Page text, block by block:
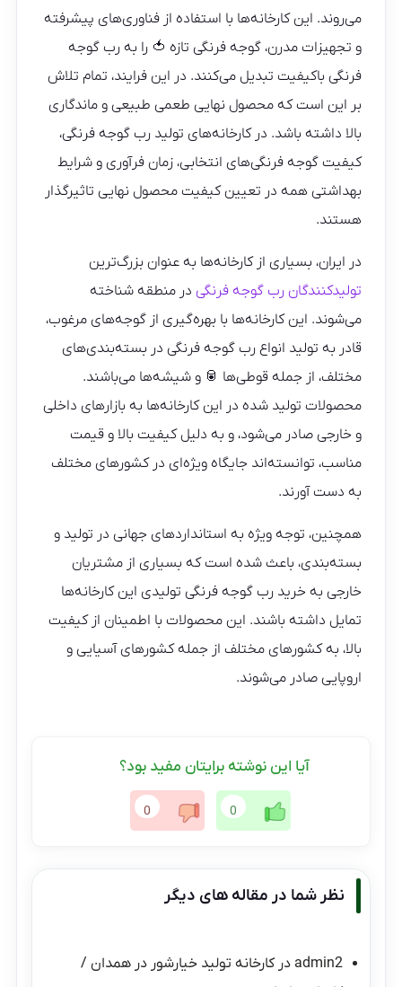
می‌روند. این کارخانه‌ها با استفاده از فناوری‌های پیشرفته
و تجهیزات مدرن، گوجه فرنگی تازه 🍅 را به رب گوجه
فرنگی باکیفیت تبدیل می‌کنند. در این فرایند، تمام تلاش
بر این است که محصول نهایی طعمی طبیعی و ماندگاری
بالا داشته باشد. در کارخانه‌های تولید رب گوجه فرنگی،
کیفیت گوجه فرنگی‌های انتخابی، زمان فرآوری و شرایط
بهداشتی همه در تعیین کیفیت محصول نهایی تاثیرگذار
هستند.
در ایران، بسیاری از کارخانه‌ها به عنوان بزرگ‌ترین
تولیدکنندگان رب گوجه فرنگی در منطقه شناخته
می‌شوند. این کارخانه‌ها با بهره‌گیری از گوجه‌های مرغوب،
قادر به تولید انواع رب گوجه فرنگی در بسته‌بندی‌های
مختلف، از جمله قوطی‌ها 🥫 و شیشه‌ها می‌باشند.
محصولات تولید شده در این کارخانه‌ها به بازارهای داخلی
و خارجی صادر می‌شود، و به دلیل کیفیت بالا و قیمت
مناسب، توانسته‌اند جایگاه ویژه‌ای در کشورهای مختلف
به دست آورند.
همچنین، توجه ویژه به استانداردهای جهانی در تولید و
بسته‌بندی، باعث شده است که بسیاری از مشتریان
خارجی به خرید رب گوجه فرنگی تولیدی این کارخانه‌ها
تمایل داشته باشند. این محصولات با اطمینان از کیفیت
بالا، به کشورهای مختلف از جمله کشورهای آسیایی و
اروپایی صادر می‌شوند.
آیا این نوشته برایتان مفید بود؟
0
0
نظر شما در مقاله های دیگر
admin2 درکارخانه تولید خیارشور در همدان /